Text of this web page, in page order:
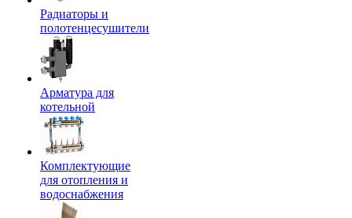
Радиаторы и
полотенцесушители
Арматура для
котельной
Комплектующие
для отопления и
водоснабжения